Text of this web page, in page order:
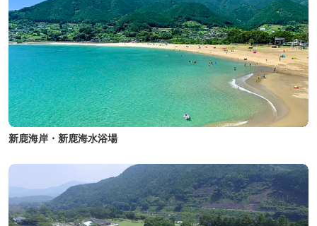
新鹿海岸・新鹿海水浴場